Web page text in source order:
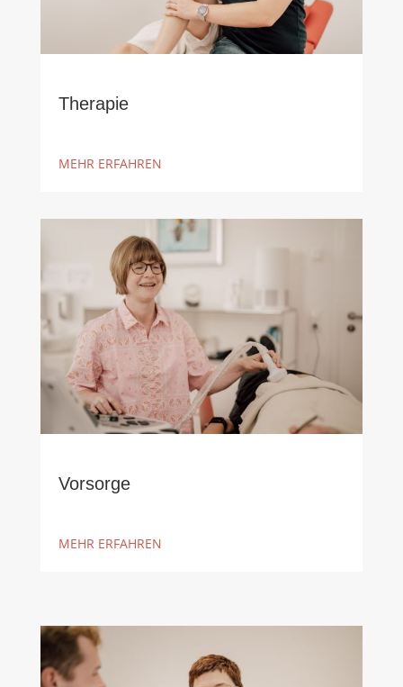
Therapie
MEHR ERFAHREN
Vorsorge
MEHR ERFAHREN